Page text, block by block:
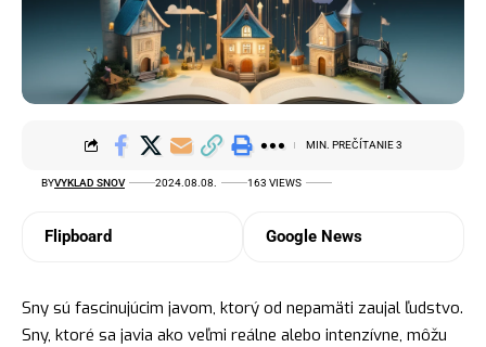
BYVYKLAD SNOV 2024.08.08. 163 VIEWS
MIN. PREČÍTANIE 3
Flipboard Google News
Sny sú fascinujúcim javom, ktorý od nepamäti zaujal ľudstvo.
Sny, ktoré sa javia ako veľmi reálne alebo intenzívne, môžu